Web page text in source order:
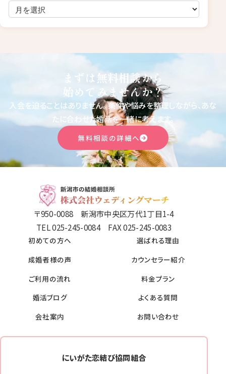
まずは無料相談から
始めてみませんか？
入会を迫ることはありません。条件や悩みを整理しながら、あな
たに合わせた婚活を一緒に考えます。
無料相談の詳細へ
〒950-0088 新潟市中央区万代1丁目1-4
TEL 025-245-0084 FAX 025-245-0083
初めての方へ
選ばれる理由
成婚者様の声
カウンセラー紹介
ご利用の流れ
料金プラン
婚活ブログ
よくある質問
会社案内
お問い合わせ
にいがた恋結び協同組合